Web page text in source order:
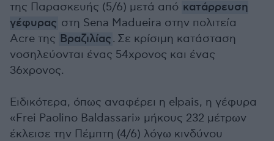
της Παρασκευής (5/6) μετά από κατάρρευση
γέφυρας στη Sena Madueira στην πολιτεία
Acre της Βραζιλίας. Σε κρίσιμη κατάσταση
νοσηλεύονται ένας 54χρονος και ένας
36χρονος.
Ειδικότερα, όπως αναφέρει η elpais, η γέφυρα
«Frei Paolino Baldassari» μήκους 232 μέτρων
έκλεισε την Πέμπτη (4/6) λόγω κινδύνου